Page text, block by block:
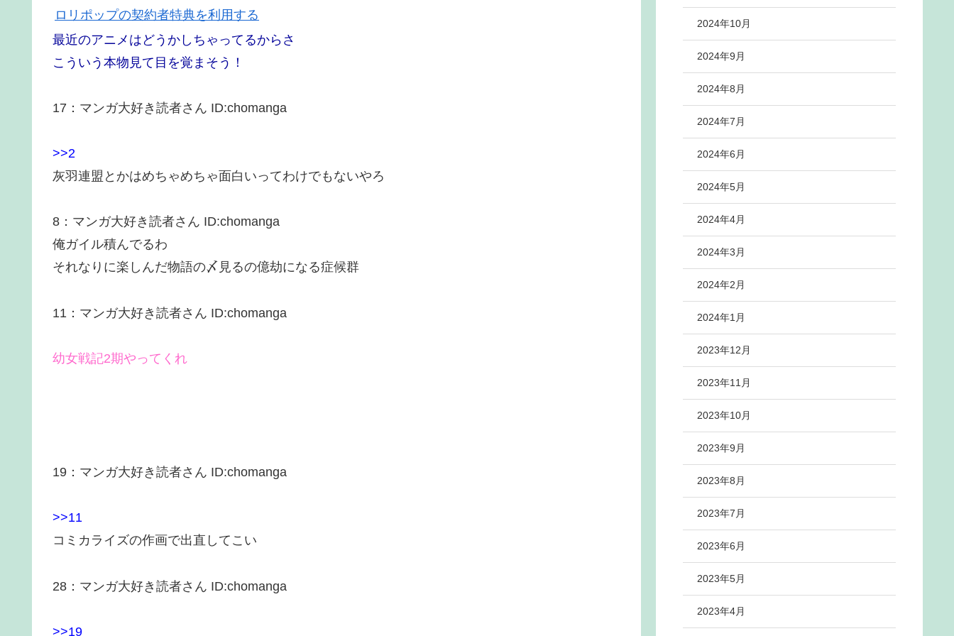
ロリポップの契約者特典を利用する
最近のアニメはどうかしちゃってるからさ
こういう本物見て目を覚まそう！
17 ： マンガ大好き読者さん ID:chomanga
>>2
灰羽連盟とかはめちゃめちゃ面白いってわけでもないやろ
8 ： マンガ大好き読者さん ID:chomanga
俺ガイル積んでるわ
それなりに楽しんだ物語の〆見るの億劫になる症候群
11 ： マンガ大好き読者さん ID:chomanga
幼女戦記2期やってくれ
19 ： マンガ大好き読者さん ID:chomanga
>>11
コミカライズの作画で出直してこい
28 ： マンガ大好き読者さん ID:chomanga
>>19
2024年10月
2024年9月
2024年8月
2024年7月
2024年6月
2024年5月
2024年4月
2024年3月
2024年2月
2024年1月
2023年12月
2023年11月
2023年10月
2023年9月
2023年8月
2023年7月
2023年6月
2023年5月
2023年4月